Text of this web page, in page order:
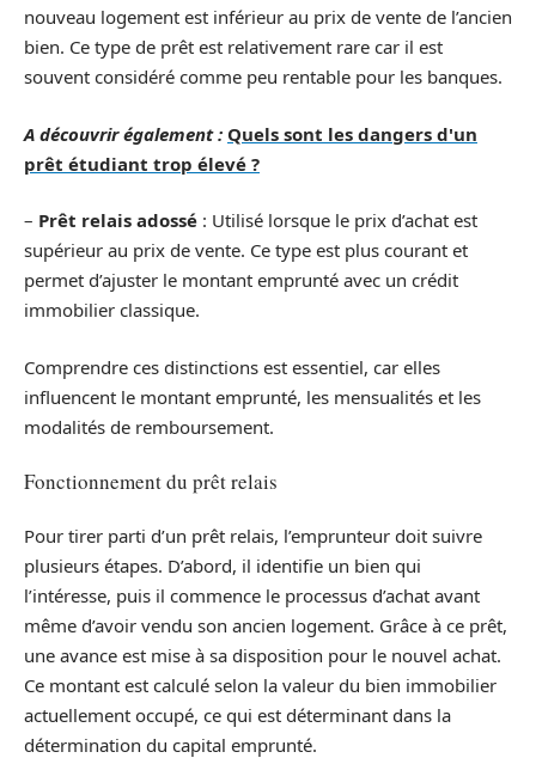
nouveau logement est inférieur au prix de vente de l’ancien
bien. Ce type de prêt est relativement rare car il est
souvent considéré comme peu rentable pour les banques.
A découvrir également : Quels sont les dangers d'un
prêt étudiant trop élevé ?
– Prêt relais adossé : Utilisé lorsque le prix d’achat est
supérieur au prix de vente. Ce type est plus courant et
permet d’ajuster le montant emprunté avec un crédit
immobilier classique.
Comprendre ces distinctions est essentiel, car elles
influencent le montant emprunté, les mensualités et les
modalités de remboursement.
Fonctionnement du prêt relais
Pour tirer parti d’un prêt relais, l’emprunteur doit suivre
plusieurs étapes. D’abord, il identifie un bien qui
l’intéresse, puis il commence le processus d’achat avant
même d’avoir vendu son ancien logement. Grâce à ce prêt,
une avance est mise à sa disposition pour le nouvel achat.
Ce montant est calculé selon la valeur du bien immobilier
actuellement occupé, ce qui est déterminant dans la
détermination du capital emprunté.